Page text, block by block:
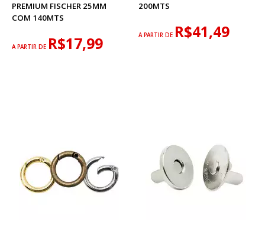
PREMIUM FISCHER 25MM
COM 140MTS
A PARTIR DE R$17,99
200MTS
A PARTIR DE R$41,49